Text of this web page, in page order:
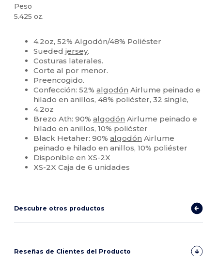
Peso
5.425 oz.
4.2oz, 52% Algodón/48% Poliéster
Suededjersey.
Costuras laterales.
Corte al por menor.
Preencogido.
Confección: 52%algodón Airlume peinado e
hilado en anillos, 48% poliéster, 32 single,
4.2oz
Brezo Ath: 90%algodón Airlume peinado e
hilado en anillos, 10% poliéster
Black Hetaher: 90%algodón Airlume
peinado e hilado en anillos, 10% poliéster
Disponible en XS-2X
XS-2X Caja de 6 unidades
Descubre otros productos
Reseñas de Clientes del Producto